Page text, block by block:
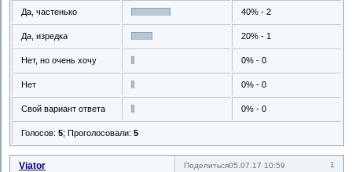
Да, частенько 40% - 2
Да, изредка 20% - 1
Нет, но очень хочу 0% - 0
Нет 0% - 0
Свой вариант ответа 0% - 0
Голосов:5;Проголосовали:5
Поделиться 1
05.07.17 10:59
Viator